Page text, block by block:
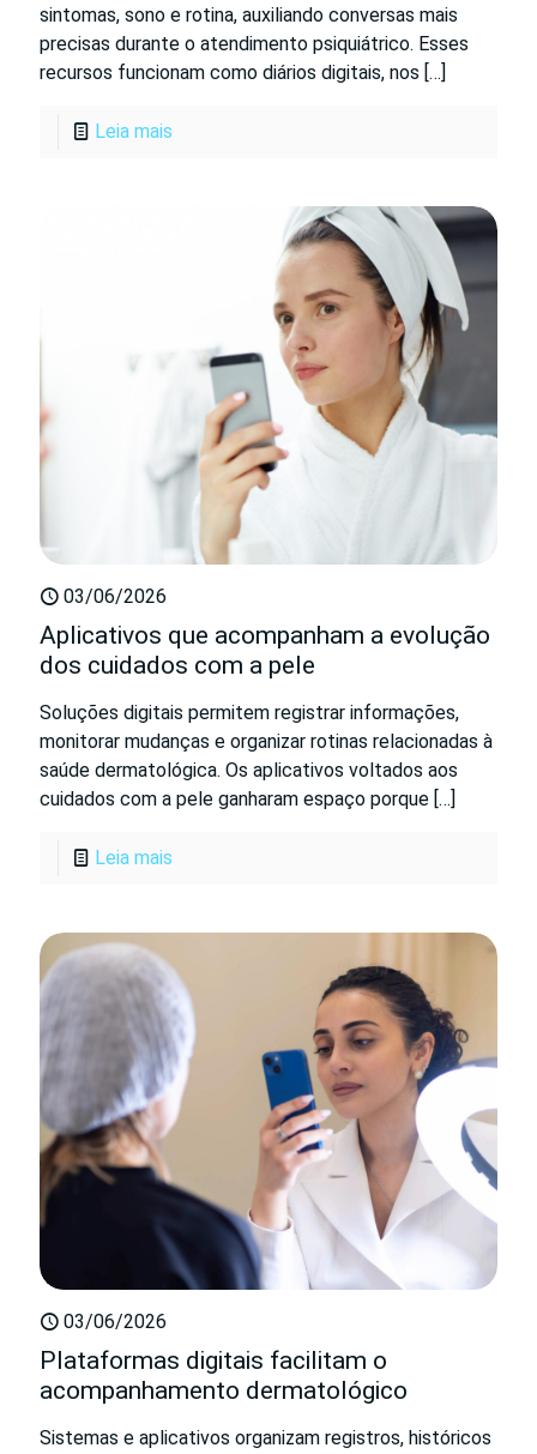
sintomas, sono e rotina, auxiliando conversas mais
precisas durante o atendimento psiquiátrico. Esses
recursos funcionam como diários digitais, nos […]
Leia mais
03/06/2026
Aplicativos que acompanham a evolução
dos cuidados com a pele
Soluções digitais permitem registrar informações,
monitorar mudanças e organizar rotinas relacionadas à
saúde dermatológica. Os aplicativos voltados aos
cuidados com a pele ganharam espaço porque […]
Leia mais
03/06/2026
Plataformas digitais facilitam o
acompanhamento dermatológico
Sistemas e aplicativos organizam registros, históricos